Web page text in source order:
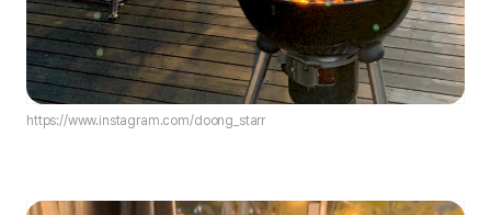
https://www.instagram.com/doong_starr